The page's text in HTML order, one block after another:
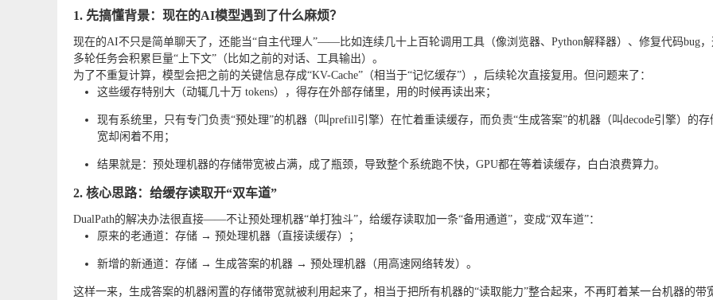
1. 先搞懂背景：现在的AI模型遇到了什么麻烦？
现在的AI不只是简单聊天了，还能当“自主代理人”——比如连续几十上百轮调用工具（像浏览器、Python解释器）、修复代码bug
多轮任务会积累巨量“上下文”（比如之前的对话、工具输出）。
为了不重复计算，模型会把之前的关键信息存成“KV-Cache”（相当于“记忆缓存”），后续轮次直接复用。但问题来了：
这些缓存特别大（动辄几十万 tokens），得存在外部存储里，用的时候再读出来；
现有系统里，只有专门负责“预处理”的机器（叫prefill引擎）在忙着重读缓存，而负责“生成答案”的机器（叫decode引擎）的存
宽却闲着不用；
结果就是：预处理机器的存储带宽被占满，成了瓶颈，导致整个系统跑不快，GPU都在等着读缓存，白白浪费算力。
2. 核心思路：给缓存读取开“双车道”
DualPath的解决办法很直接——不让预处理机器“单打独斗”，给缓存读取加一条“备用通道”，变成“双车道”：
原来的老通道：存储 → 预处理机器（直接读缓存）；
新增的新通道：存储 → 生成答案的机器 → 预处理机器（用高速网络转发）。
这样一来，生成答案的机器闲置的存储带宽就被利用起来了，相当于把所有机器的“读取能力”整合起来，不再盯着某一台机器的带